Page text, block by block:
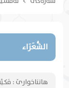
الشُّعَرَاء
هاتناخوارێ :